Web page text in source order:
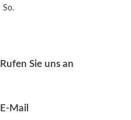
So.
Rufen Sie uns an
E-Mail